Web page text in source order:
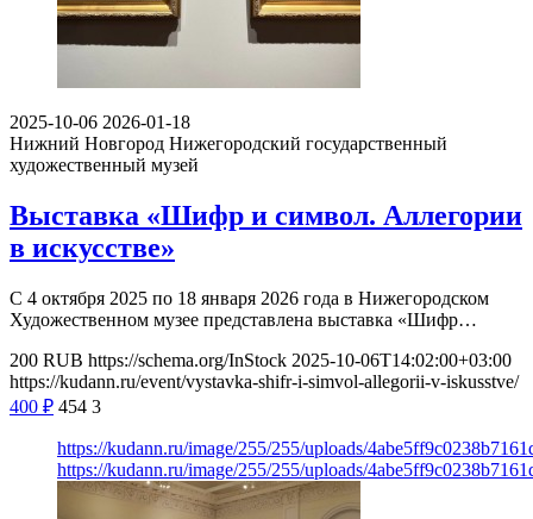
2025-10-06 2026-01-18
Нижний Новгород Нижегородский государственный
художественный музей
Выставка «Шифр и символ. Аллегории
в искусстве»
С 4 октября 2025 по 18 января 2026 года в Нижегородском
Художественном музее представлена выставка «Шифр…
200 RUB https://schema.org/InStock 2025-10-06T14:02:00+03:00
https://kudann.ru/event/vystavka-shifr-i-simvol-allegorii-v-iskusstve/
400 ₽ 454 3
https://kudann.ru/image/255/255/uploads/
https://kudann.ru/image/255/255/uploads/